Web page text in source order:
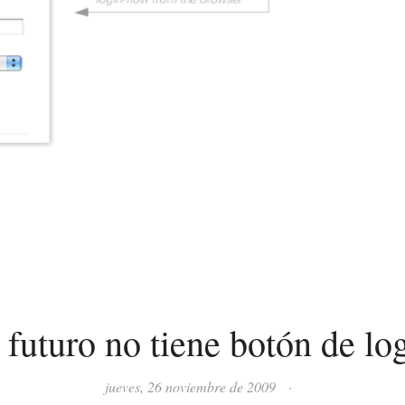
no tiene botón de
jueves, 26 noviembre de 2009 ·